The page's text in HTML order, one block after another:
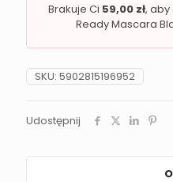
Brakuje Ci 59,00 zł, aby
Ready Mascara
SKU: 5902815196952
Udostępnij